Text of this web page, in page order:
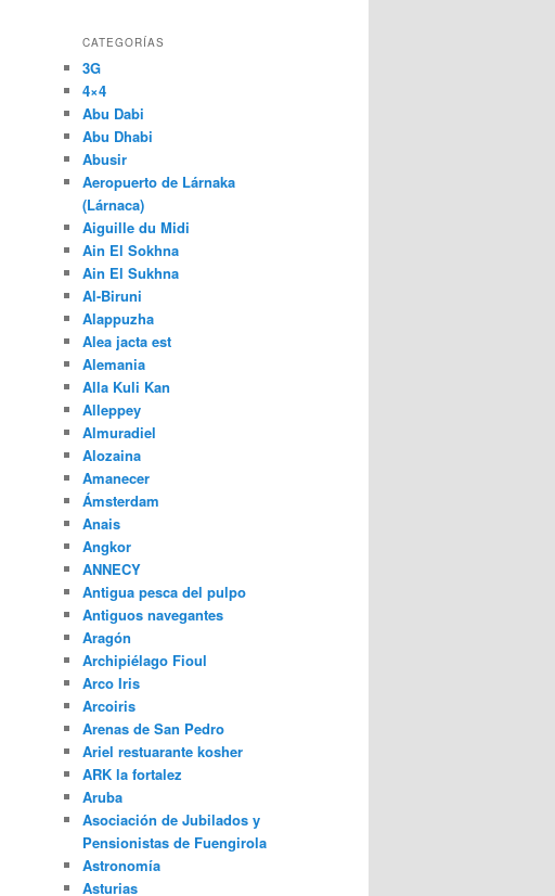
CATEGORÍAS
3G
4×4
Abu Dabi
Abu Dhabi
Abusir
Aeropuerto de Lárnaka
(Lárnaca)
Aiguille du Midi
Ain El Sokhna
Ain El Sukhna
Al-Biruni
Alappuzha
Alea jacta est
Alemania
Alla Kuli Kan
Alleppey
Almuradiel
Alozaina
Amanecer
Ámsterdam
Anais
Angkor
ANNECY
Antigua pesca del pulpo
Antiguos navegantes
Aragón
Archipiélago Fioul
Arco Iris
Arcoiris
Arenas de San Pedro
Ariel restuarante kosher
ARK la fortalez
Aruba
Asociación de Jubilados y
Pensionistas de Fuengirola
Astronomía
Asturias